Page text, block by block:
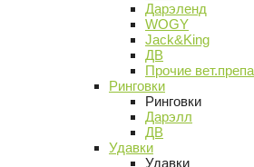
Дарэленд
WOGY
Jack&King
ДВ
Прочие
Ринговки
Ринговки
Дарэлл
ДВ
Удавки
Удавки